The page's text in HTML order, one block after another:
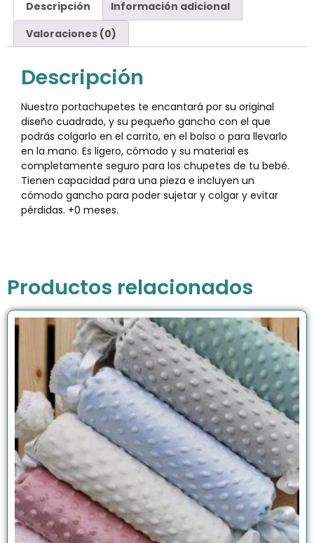
Descripción
Información adicional
Valoraciones (0)
Descripción
Nuestro portachupetes te encantará por su original
diseño cuadrado, y su pequeño gancho con el que
podrás colgarlo en el carrito, en el bolso o para llevarlo
en la mano. Es ligero, cómodo y su material es
completamente seguro para los chupetes de tu bebé.
Tienen capacidad para una pieza e incluyen un
cómodo gancho para poder sujetar y colgar y evitar
pérdidas. +0 meses.
Productos relacionados